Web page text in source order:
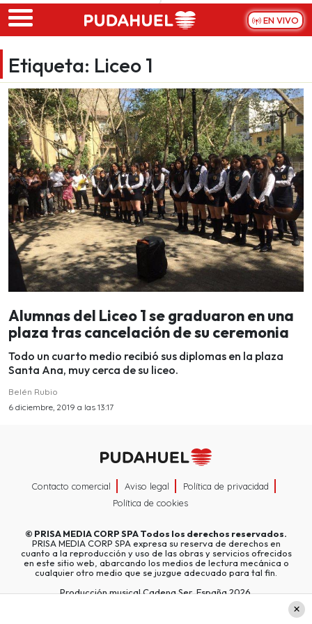
Skip to main content
EN VIVO
Etiqueta: Liceo 1
Alumnas del Liceo 1 se graduaron en una
plaza tras cancelación de su ceremonia
Todo un cuarto medio recibió sus diplomas en la plaza
Santa Ana, muy cerca de su liceo.
Belén Rubio
6 diciembre, 2019 a las 13:17
Contacto comercial Aviso legal
Política de privacidad
Política de cookies
© PRISA MEDIA CORP SPATodos los derechos reservados.
PRISA MEDIA CORP SPA expresa su reserva de derechos en
cuanto a la reproducción y uso de las obras y servicios ofrecidos
en este sitio web, abarcando los medios de lectura mecánica o
cualquier otro medio que se juzgue adecuado para tal fin.
Producción musical Cadena Ser, España 2026.